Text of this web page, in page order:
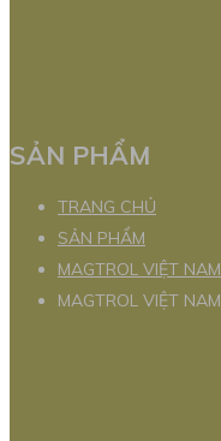
SẢN PHẨM
TRANG CHỦ
SẢN PHẨM
MAGTROL VIỆT NAM
MAGTROL VIỆT NAM